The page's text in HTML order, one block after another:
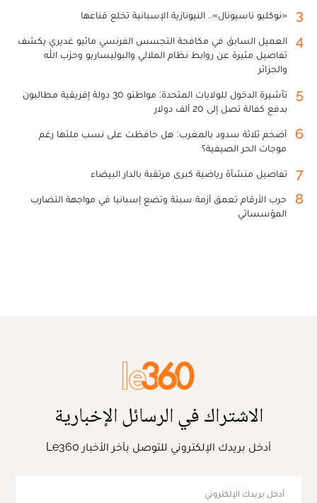
3 «نوكليو ناسيونال».. النيونازية الإسبانية تخلع قناعها
4
العميل السابق في مكافحة التجسس الفرنسي ماثيو غديري يكشف
تفاصيل مثيرة عن روابط نظام الملالي والبوليساريو وحزب الله
والجزائر
5
تأشيرة الدخول للولايات المتحدة: مواطنو 30 دولة إفريقية مطالبون
بدفع كفالة تصل إلى 20 ألف دولار
6
أضخم ثلاثة سدود بالمغرب: هل حافظت على نسب ملئها رغم
موجات الحر الصيفية؟
7 تفاصيل منشأة رياضية كبرى مرتقبة بالدار البيضاء
8
حرب الأرقام تعمق أزمة سبتة وتضع إسبانيا في مواجهة التضارب
المؤسساتي
الاشتراك في الرسائل الإخبارية
أدخل بريدك الإلكتروني للتوصل بآخر الأخبار Le360